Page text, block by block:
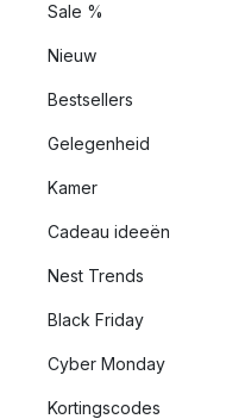
Sale %
Nieuw
Bestsellers
Gelegenheid
Kamer
Cadeau ideeën
Nest Trends
Black Friday
Cyber Monday
Kortingscodes